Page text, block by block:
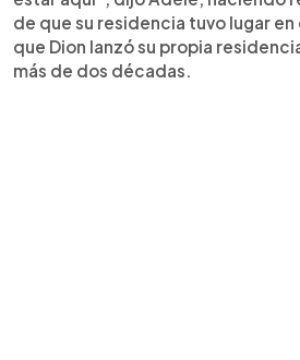
de que su residencia tuvo lugar en
que Dion lanzó su propia
más de dos décadas.